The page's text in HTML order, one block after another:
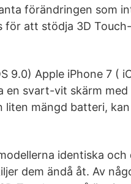
förändringen som
för att stödja 3D
9.0) Apple iPhone 7 (
en svart-vit skärm
mängd batteri,
identiska
dem ändå åt. Av